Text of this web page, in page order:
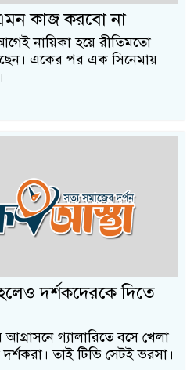
কাজ করবো না
নায়িকা হয়ে রীতিমতো
একের পর এক সিনেমায়
দর্শকদেরকে দিতে
গ্যালারিতে বসে খেলা
তাই টিভি সেটই ভরসা।